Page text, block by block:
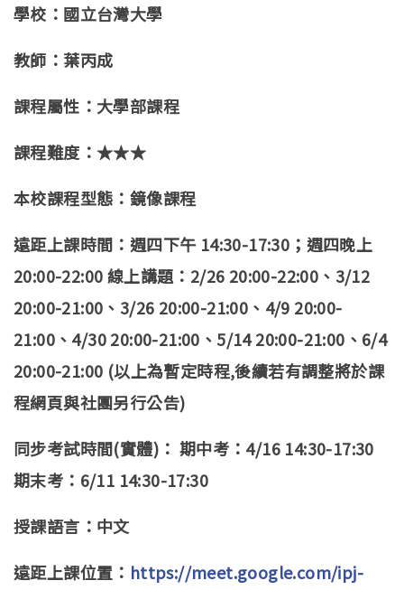
學校：國立台灣大學
教師：葉丙成
課程屬性：大學部課程
課程難度：★★★
本校課程型態：鏡像課程
遠距上課時間：週四下午 14:30-17:30；週四晚上
20:00-22:00 線上講題：2/26 20:00-22:00、3/12
20:00-21:00、3/26 20:00-21:00、4/9 20:00-
21:00、4/30 20:00-21:00、5/14 20:00-21:00、6/4
20:00-21:00 (以上為暫定時程,後續若有調整將於課
程網頁與社團另行公告)
同步考試時間(實體)： 期中考：4/16 14:30-17:30
期末考：6/11 14:30-17:30
授課語言：中文
遠距上課位置： https://meet.google.com/ipj-